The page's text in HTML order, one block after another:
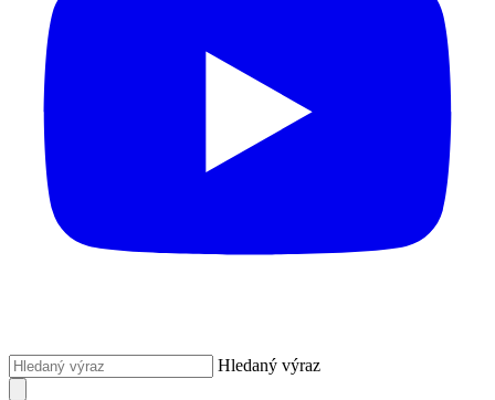
Hledaný výraz